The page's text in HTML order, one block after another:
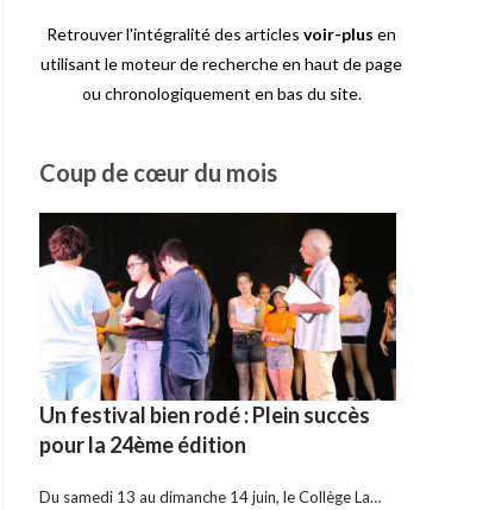
Retrouver l'intégralité des articles voir-plus en
utilisant le moteur de recherche en haut de page
ou chronologiquement en bas du site.
Coup de cœur du mois
Un festival bien rodé : Plein succès
pour la 24ème édition
Du samedi 13 au dimanche 14 juin, le Collège La…